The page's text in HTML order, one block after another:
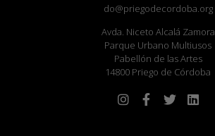
do@priegodecordoba.org
Avda. Niceto Alcalá Zamora
Parque Urbano Multiusos
Pabellón de las Artes
14800 Priego de Córdoba